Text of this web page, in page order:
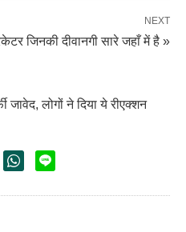
NEXT
जिनकी दीवानगी सारे जहाँ में है »
लोगों ने दिया ये रीएक्शन